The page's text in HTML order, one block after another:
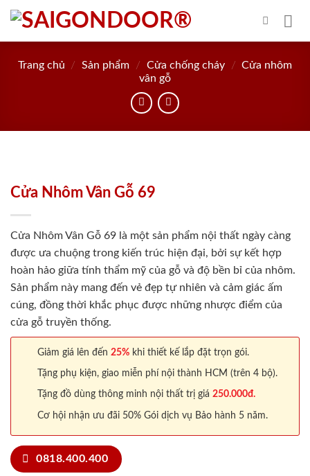
Skip
content
Trang chủ / Sản phẩm / Cửa chống cháy / Cửa nhôm
vân gỗ
Cửa Nhôm Vân Gỗ 69
Cửa Nhôm Vân Gỗ 69 là một sản phẩm nội thất ngày càng
được ưa chuộng trong kiến trúc hiện đại, bởi sự kết hợp
hoàn hảo giữa tính thẩm mỹ của gỗ và độ bền bỉ của nhôm.
Sản phẩm này mang đến vẻ đẹp tự nhiên và cảm giác ấm
cúng, đồng thời khắc phục được những nhược điểm của
cửa gỗ truyền thống.
Giảm giá lên đến 25% khi thiết kế lắp đặt trọn gói.
Tặng phụ kiện, giao miễn phí nội thành HCM (trên 4 bộ).
Tặng đồ dùng thông minh nội thất trị giá 250.000đ.
Cơ hội nhận ưu đãi 50% Gói dịch vụ Bảo hành 5 năm.
0818.400.400